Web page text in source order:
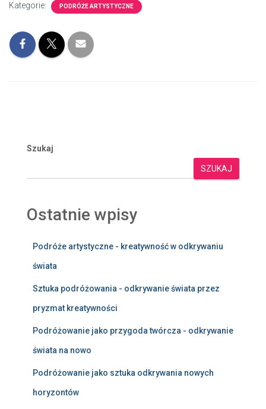
Kategorie: PODRÓŻE ARTYSTYCZNE
Szukaj
SZUKAJ
Ostatnie wpisy
Podróże artystyczne - kreatywność w odkrywaniu
świata
Sztuka podróżowania - odkrywanie świata przez
pryzmat kreatywności
Podróżowanie jako przygoda twórcza - odkrywanie
świata na nowo
Podróżowanie jako sztuka odkrywania nowych
horyzontów